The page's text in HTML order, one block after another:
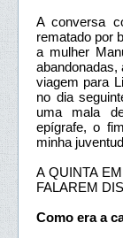
A conversa
rematado por
a mulher
abandonadas,
viagem para
no dia
uma mala
epígrafe, o
minha
A QUINTA
FALAREM
Como era a